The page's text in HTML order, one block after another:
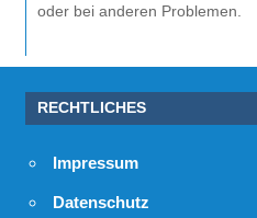
oder bei anderen Problemen.
RECHTLICHES
Impressum
Datenschutz